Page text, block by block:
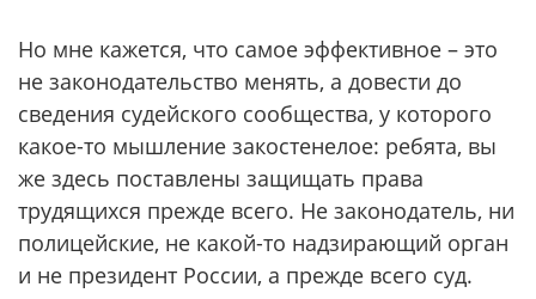
Но мне кажется, что самое эффективное – это
не законодательство менять, а довести до
сведения судейского сообщества, у которого
какое-то мышление закостенелое: ребята, вы
же здесь поставлены защищать права
трудящихся прежде всего. Не законодатель, ни
полицейские, не какой-то надзирающий орган
и не президент России, а прежде всего суд.